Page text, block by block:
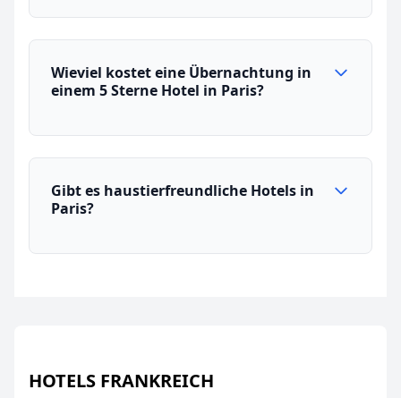
Wieviel kostet eine Übernachtung in
einem 5 Sterne Hotel in Paris?
Gibt es haustierfreundliche Hotels in
Paris?
HOTELS FRANKREICH